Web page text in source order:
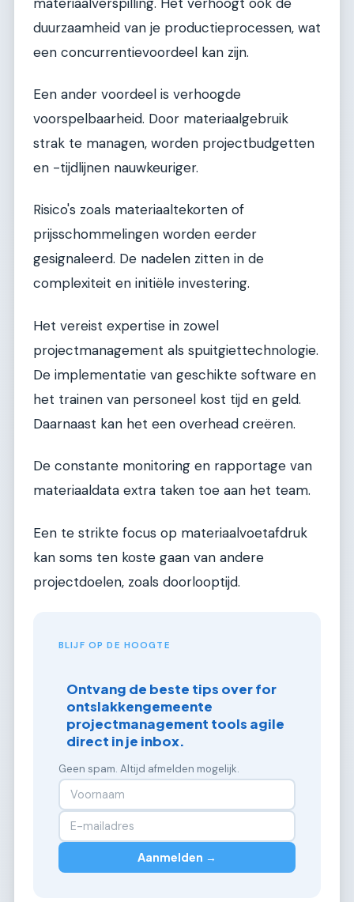
duurzaamheid van je productieprocessen, wat
een concurrentievoordeel kan zijn.
Een ander voordeel is verhoogde
voorspelbaarheid. Door materiaalgebruik
strak te managen, worden projectbudgetten
en -tijdlijnen nauwkeuriger.
Risico's zoals materiaaltekorten of
prijsschommelingen worden eerder
gesignaleerd. De nadelen zitten in de
complexiteit en initiële investering.
Het vereist expertise in zowel
projectmanagement als spuitgiettechnologie.
De implementatie van geschikte software en
het trainen van personeel kost tijd en geld.
Daarnaast kan het een overhead creëren.
De constante monitoring en rapportage van
materiaaldata extra taken toe aan het team.
Een te strikte focus op materiaalvoetafdruk
kan soms ten koste gaan van andere
projectdoelen, zoals doorlooptijd.
BLIJF OP DE HOOGTE
Ontvang de beste tips over for
ontslakkengemeente
projectmanagement tools agile
direct in je inbox.
Geen spam. Altijd afmelden mogelijk.
Aanmelden →